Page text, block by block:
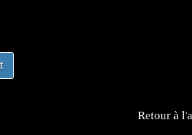
Retour à